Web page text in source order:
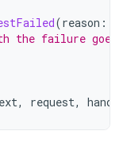
(reason :
the failure goes
, request,